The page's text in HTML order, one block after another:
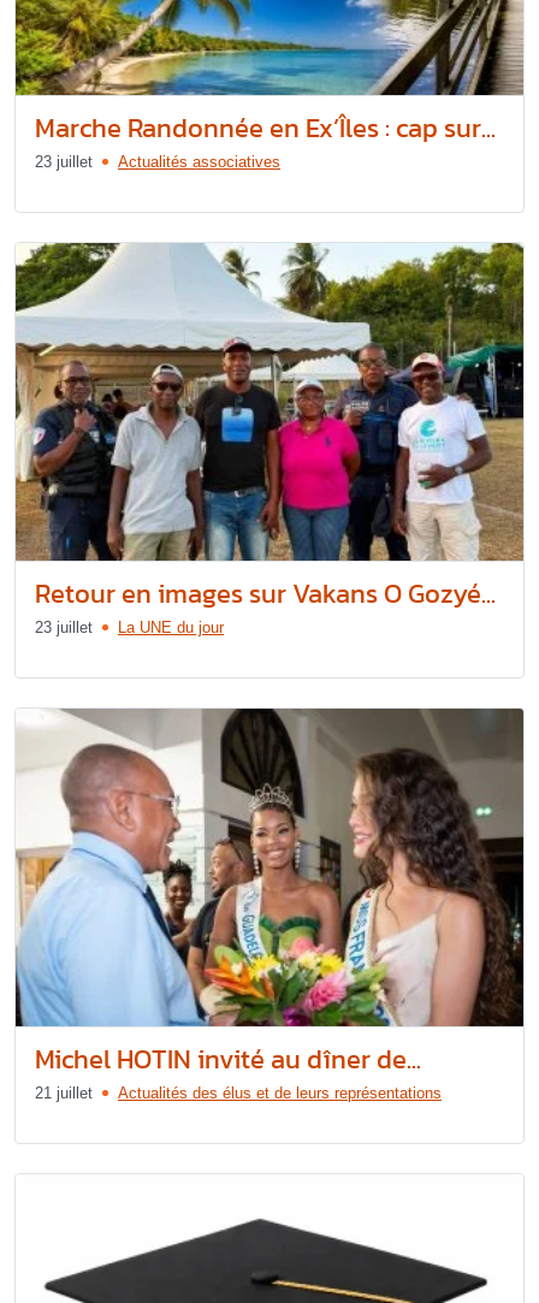
Marche Randonnée en Ex’Îles : cap sur...
23 juillet Actualités associatives
Retour en images sur Vakans O Gozyé...
23 juillet La UNE du jour
Michel HOTIN invité au dîner de...
21 juillet Actualités des élus et de leurs représentations